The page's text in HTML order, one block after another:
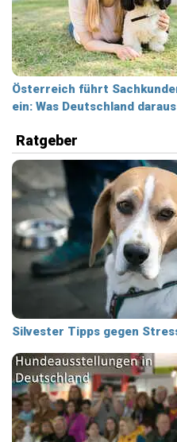
Österreich führt
ein: Was Deutschland
Ratgeber
Silvester Tipps gegen